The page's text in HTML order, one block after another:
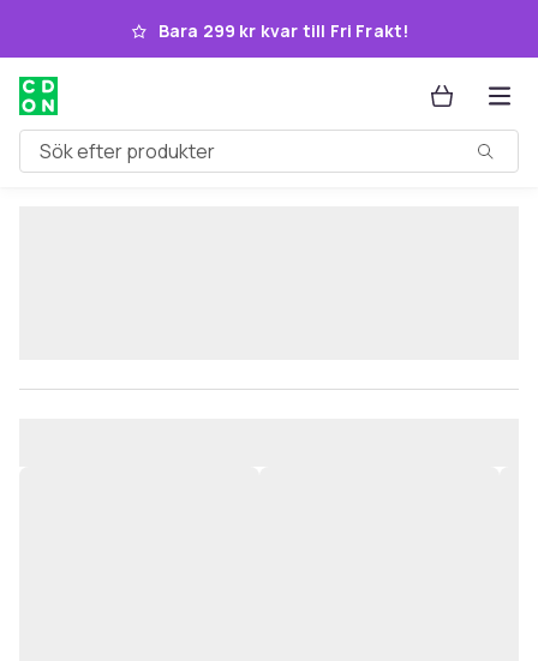
Hoppa till huvudinnehållet
Bara 299 kr kvar till Fri Frakt!
Sök efter produkter